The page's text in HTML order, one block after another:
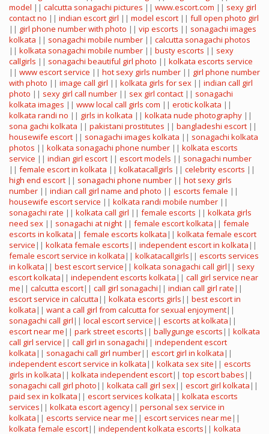
model || calcutta sonagachi pictures || www.escort.com || sexy girl
contact no || indian escort girl || model escort || full open photo girl
|| girl phone number with photo || vip escorts || sonagachi images
kolkata || sonagachi mobile number || calcutta sonagachi photos
|| kolkata sonagachi mobile number || busty escorts || sexy
callgirls || sonagachi beautiful girl photo || kolkata escorts service
|| www escort service || hot sexy girls number || girl phone number
with photo || image call girl || kolkata girls for sex || indian call girl
photo || sexy girl call number || sex girl contact || sonagachi
kolkata images || www local call girls com || erotic kolkata ||
kolkata randi no || girls in kolkata || kolkata nude photography ||
sona gachi kolkata || pakistani prostitutes || bangladeshi escort ||
housewife escort || sonagachi images kolkata || sonagachi kolkata
photos || kolkata sonagachi phone number || kolkata escorts
service || indian girl escort || escort models || sonagachi number
|| female escort in kolkata || kolkatacallgirls || celebrity escorts ||
high end escort || sonagachi phone number || hot sexy girls
number || indian call girl name and photo || escorts female ||
housewife escort service || kolkata randi mobile number ||
sonagachi rate || kolkata call girl || female escorts || kolkata girls
need sex || sonagachi at night || female escort kolkata || female
escorts in kolkata || female escorts kolkata || kolkata female escort
service || kolkata female escorts || independent escort in kolkata ||
female escort service in kolkata || kolkatacallgirls || escorts services
in kolkata || best escort service || kolkata sonagachi call girl || sexy
escort kolkata || independent escorts kolkata || call girl service near
me || calcutta escort|| call girl sonagachi || indian call girl rate ||
escort service in calcutta || kolkata escorts girls || best escort in
kolkata || want a call girl from calcutta for sexual enjoyment||
sonagachi call girl || local escort service || escorts at kolkata ||
escort near me || park street escorts || ballygunge escorts || kolkata
call girl service || call girl in sonagachi || independent escort
kolkata || sonagachi call girl number|| escort girl in kolkata ||
independent escort service in kolkata || kolkata sex site || escorts
girls in kolkata || kolkata independent escort|| top escort babes ||
sonagachi call girl photo || kolkata call girl sex|| escort girl kolkata ||
paid sex in kolkata || escort services kolkata || kolkata escorts
services || kolkata escort agency|| personal sex service in
kolkata || escorts service near me || escort services near me ||
kolkata female escort|| independent kolkata escorts || kolkata